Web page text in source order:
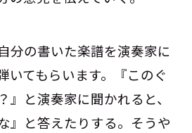
分の書いた楽譜を演奏家に
いてもらいます。『このぐ
』と演奏家に聞かれると、
』と答えたりする。そうや